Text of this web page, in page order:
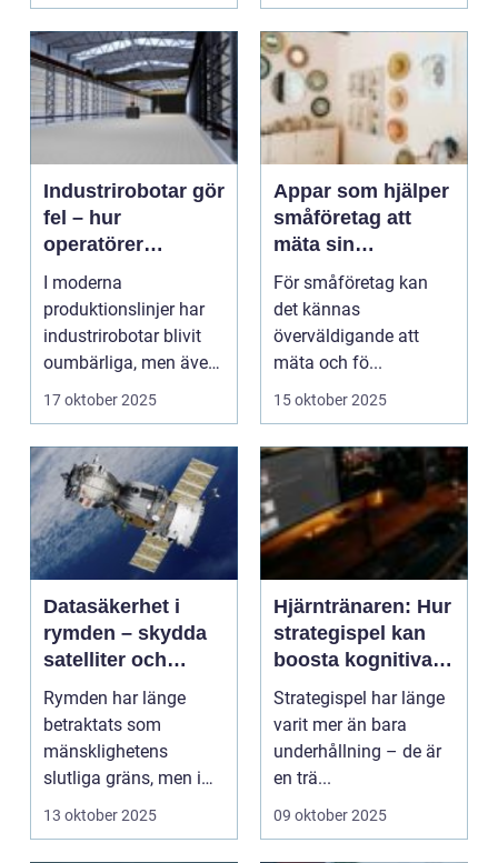
Industrirobotar gör
fel – hur
operatörer
diagnostiserar
snabbt
I moderna
produktionslinjer har
industrirobotar blivit
oumbärliga, men även
de mest p&arin...
17 oktober 2025
Appar som hjälper
småföretag att
mäta sin
klimatpåverkan
För småföretag kan
det kännas
överväldigande att
mäta och fö...
15 oktober 2025
Datasäkerhet i
rymden – skydda
satelliter och
interplanetär
kommunikation
Rymden har länge
betraktats som
mänsklighetens
slutliga gräns, men i
takt med att sat...
13 oktober 2025
Hjärntränaren: Hur
strategispel kan
boosta kognitiva
färdigheter
Strategispel har länge
varit mer än bara
underhållning – de är
en trä...
09 oktober 2025